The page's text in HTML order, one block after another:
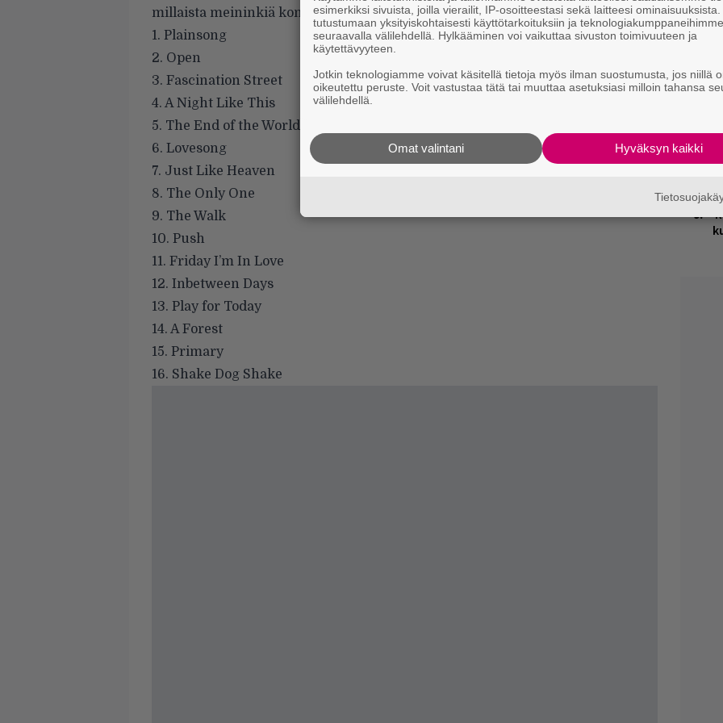
millaista meininkiä konsertissa oli.
1. Plainsong
2. Open
3. Fascination Street
4. A Night Like This
5. The End of the World
6. Lovesong
7. Just Like Heaven
8. The Only One
9. The Walk
10. Push
11. Friday I’m In Love
12. Inbetween Days
13. Play for Today
14. A Forest
15. Primary
16. Shake Dog Shake
esimerkiksi sivuista, joilla vierailit, IP-osoitteestasi sekä laitteesi
tutustumaan yksityiskohtaisesti käyttötarkoituksiin ja teknologiakumppaneihimme
seuraavalla välilehdellä. Hylkääminen voi vaikuttaa sivuston toimivuuteen ja
käytettävyyteen.
Jotkin teknologiamme voivat käsitellä tietoja myös ilman suostumusta, jos niillä
oikeutettu peruste. Voit vastustaa tätä tai muuttaa asetuksiasi milloin tahansa
välilehdellä.
Hyväksyn kaikki
Omat valintani